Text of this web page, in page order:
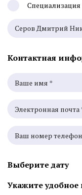
Специализация
Контактная
Выберите дату
Укажите удобное